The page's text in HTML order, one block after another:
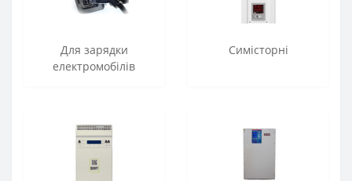
Для зарядки
електромобілів
Симісторні